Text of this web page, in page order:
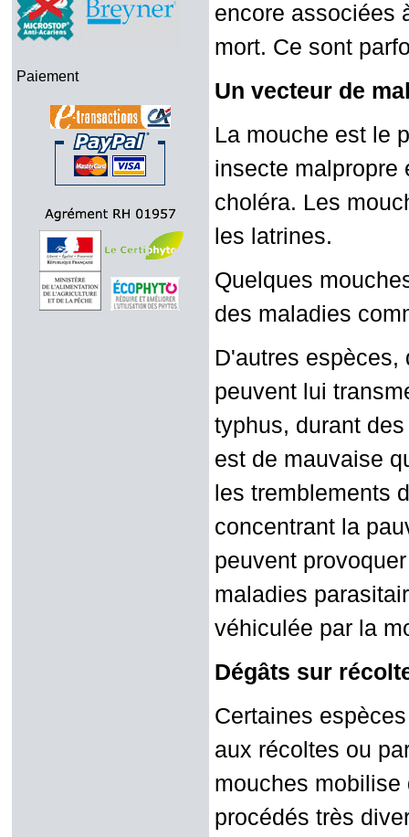
Paiement
encore associées
mort. Ce sont
Un vecteur de
La mouche est le
insecte malpropre
choléra. Les
les latrines.
Quelques
des maladies
D'autres espèces,
peuvent lui
typhus, durant
est de mauvaise
les tremblements
concentrant la
peuvent
maladies
véhiculée par la
Dégâts sur
Certaines
aux récoltes ou
mouches
procédés très